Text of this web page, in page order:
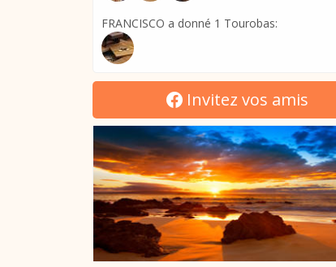
FRANCISCO a donné 1 Tourobas:
Invitez vos amis